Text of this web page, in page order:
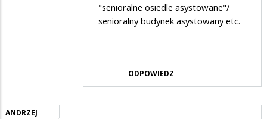
"senioralne osiedle asystowane"/
senioralny budynek asystowany etc.
ODPOWIEDZ
ANDRZEJ